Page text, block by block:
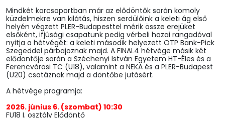
Mindkét korcsoportban már az elődöntők során komoly
küzdelmekre van kilátás, hiszen serdülőink a keleti ág első
helyén végzett PLER-Budapesttel mérik össze erejüket
elsőként, ifjúsági csapatunk pedig vérbeli hazai rangadóval
nyitja a hétvégét: a keleti második helyezett OTP Bank-Pick
Szegeddel párbajoznak majd. A FINAL4 hétvége másik két
elődöntője során a Széchenyi István Egyetem HT-Éles és a
Ferencvárosi TC (U18), valamint a NEKA és a PLER-Budapest
(U20) csatáznak majd a döntőbe jutásért.
A hétvége programja:
2026. június 6. (szombat) 10:30
FU18 I. osztály Elődöntő